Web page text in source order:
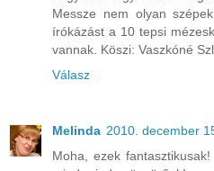
Messze nem olyan
írókázást a 10 tepsi
vannak. Köszi: Vaszkóné
Válasz
Melinda 2010. december
Moha, ezek